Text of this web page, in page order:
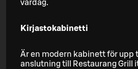
vardag.
Kirjastokabinetti
Är en modern kabinett för upp
anslutning till Restaurang Grill